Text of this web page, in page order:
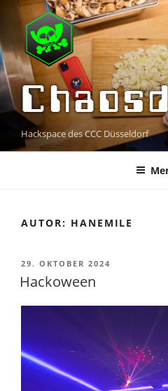
Zum
Inhalt
springen
Hackspace des CCC Düsseldorf
AUTOR: HANEMILE
VERÖFFENTLICHT
AM
29. OKTOBER 2024
Hackoween